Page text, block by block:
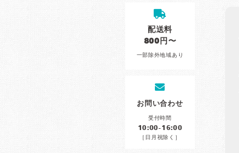
配送料
800円〜
一部除外地域あり
お問い合わせ
受付時間
10:00-16:00
［日月祝除く］